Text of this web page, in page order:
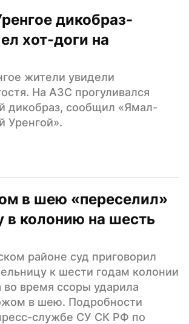
дикобраз-
хот-доги на
жители увидели
На АЗС прогуливался
дикобраз, сообщил «Ямал-
Уренгой».
в шею «переселил»
в колонию на шесть
районе суд приговорил
к шести годам колонии
во время ссоры ударила
в шею. Подробности
службе СУ СК РФ по